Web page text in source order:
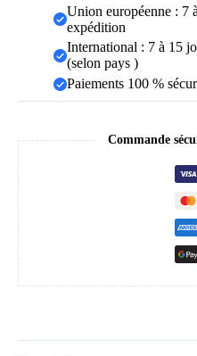
Union européenne : 7
expédition
International : 7 à 15
(selon pays )
Paiements 100 %
Commande